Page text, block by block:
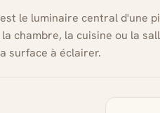
est le luminaire central d'une
chambre, la cuisine ou la
surface à éclairer.